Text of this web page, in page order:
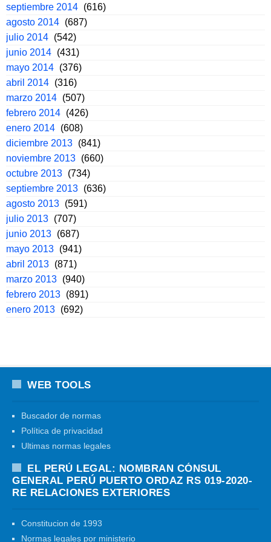
septiembre 2014 (616)
agosto 2014 (687)
julio 2014 (542)
junio 2014 (431)
mayo 2014 (376)
abril 2014 (316)
marzo 2014 (507)
febrero 2014 (426)
enero 2014 (608)
diciembre 2013 (841)
noviembre 2013 (660)
octubre 2013 (734)
septiembre 2013 (636)
agosto 2013 (591)
julio 2013 (707)
junio 2013 (687)
mayo 2013 (941)
abril 2013 (871)
marzo 2013 (940)
febrero 2013 (891)
enero 2013 (692)
WEB TOOLS
Buscador de normas
Política de privacidad
Ultimas normas legales
EL PERÚ LEGAL: NOMBRAN CÓNSUL
GENERAL PERÚ PUERTO ORDAZ RS 019-2020-
RE RELACIONES EXTERIORES
Constitucion de 1993
Normas legales por ministerio